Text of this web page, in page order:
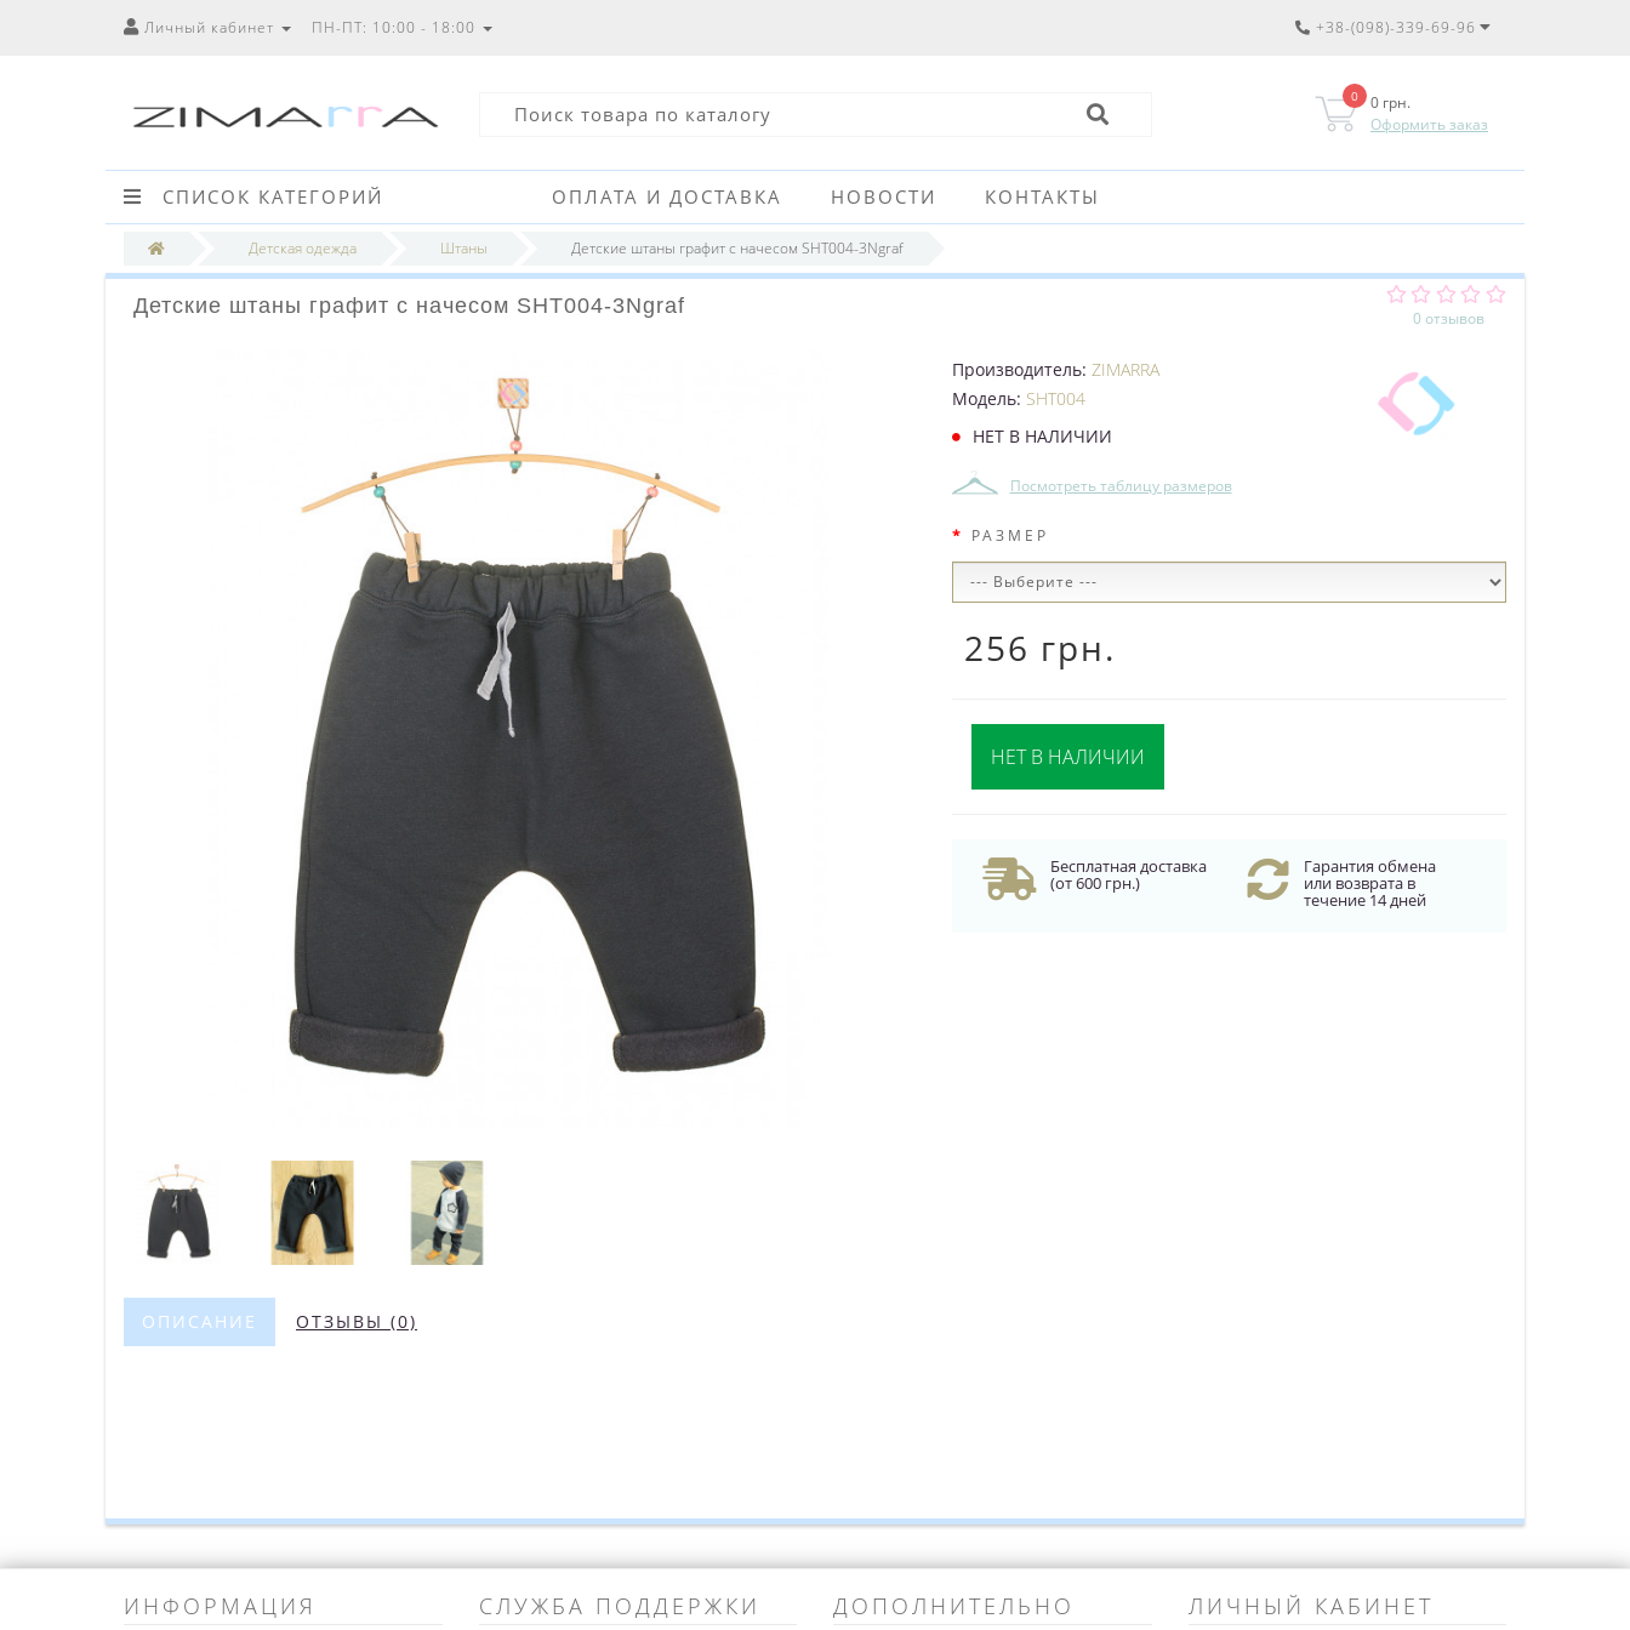
Личный кабинет ПН-ПТ: 10:00 - 18:00 +38-(098)-339-69-96
0
0 грн.
Оформить заказ
СПИСОК КАТЕГОРИЙ ОПЛАТА И ДОСТАВКА НОВОСТИ КОНТАКТЫ
Детская одежда Штаны Детские штаны графит с начесом SHT004-3Ngraf
Детские штаны графит с начесом SHT004-3Ngraf
0 отзывов
Производитель: ZIMARRA
Модель: SHT004
НЕТ В НАЛИЧИИ
Посмотреть таблицу размеров
РАЗМЕР
256 грн.
НЕТ В НАЛИЧИИ
Бесплатная доставка
(от 600 грн.)
Гарантия обмена
или возврата в
течение 14 дней
ОПИСАНИЕ ОТЗЫВЫ (0)
ИНФОРМАЦИЯ СЛУЖБА ПОДДЕРЖКИ ДОПОЛНИТЕЛЬНО ЛИЧНЫЙ КАБИНЕТ